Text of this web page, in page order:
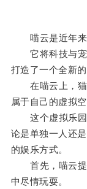
喵云是近年来
它将科技与宠
打造了一个全新的
在喵云上，猫
属于自己的虚拟空
这个虚拟乐园
论是单独一人还
的娱乐方式。
首先，喵云提
中尽情玩耍。